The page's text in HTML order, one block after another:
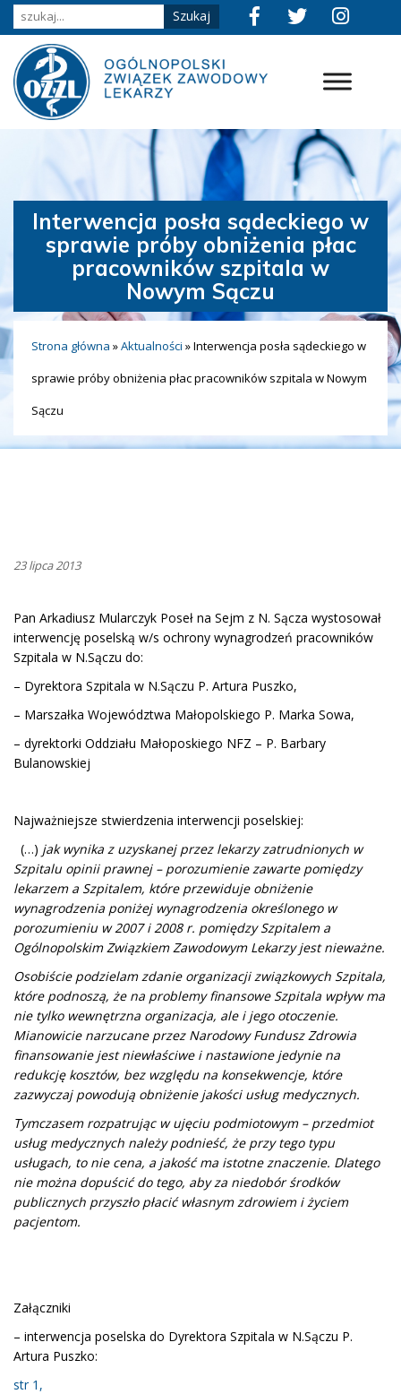
Interwencja posła sądeckiego w
sprawie próby obniżenia płac
pracowników szpitala w
Nowym Sączu
Strona główna »Aktualności »Interwencja posła sądeckiego w
sprawie próby obniżenia płac pracowników szpitala w Nowym
Sączu
23 lipca 2013
Pan Arkadiusz Mularczyk Poseł na Sejm z N. Sącza wystosował
interwencję poselską w/s ochrony wynagrodzeń pracowników
Szpitala w N.Sączu do:
– Dyrektora Szpitala w N.Sączu P. Artura Puszko,
– Marszałka Województwa Małopolskiego P. Marka Sowa,
– dyrektorki Oddziału Małoposkiego NFZ – P. Barbary
Bulanowskiej
Najważniejsze stwierdzenia interwencji poselskiej:
(…) jak wynika z uzyskanej przez lekarzy zatrudnionych w
Szpitalu opinii prawnej – porozumienie zawarte pomiędzy
lekarzem a Szpitalem, które przewiduje obniżenie
wynagrodzenia poniżej wynagrodzenia określonego w
porozumieniu w 2007 i 2008 r. pomiędzy Szpitalem a
Ogólnopolskim Związkiem Zawodowym Lekarzy jest nieważne.
Osobiście podzielam zdanie organizacji związkowych Szpitala,
które podnoszą, że na problemy finansowe Szpitala wpływ ma
nie tylko wewnętrzna organizacja, ale i jego otoczenie.
Mianowicie narzucane przez Narodowy Fundusz Zdrowia
finansowanie jest niewłaściwe i nastawione jedynie na
redukcję kosztów, bez względu na konsekwencje, które
zazwyczaj powodują obniżenie jakości usług medycznych.
Tymczasem rozpatrując w ujęciu podmiotowym – przedmiot
usług medycznych należy podnieść, że przy tego typu
usługach, to nie cena, a jakość ma istotne znaczenie. Dlatego
nie można dopuścić do tego, aby za niedobór środków
publicznych przyszło płacić własnym zdrowiem i życiem
pacjentom.
Załączniki
– interwencja poselska do Dyrektora Szpitala w N.Sączu P.
Artura Puszko:
str 1,